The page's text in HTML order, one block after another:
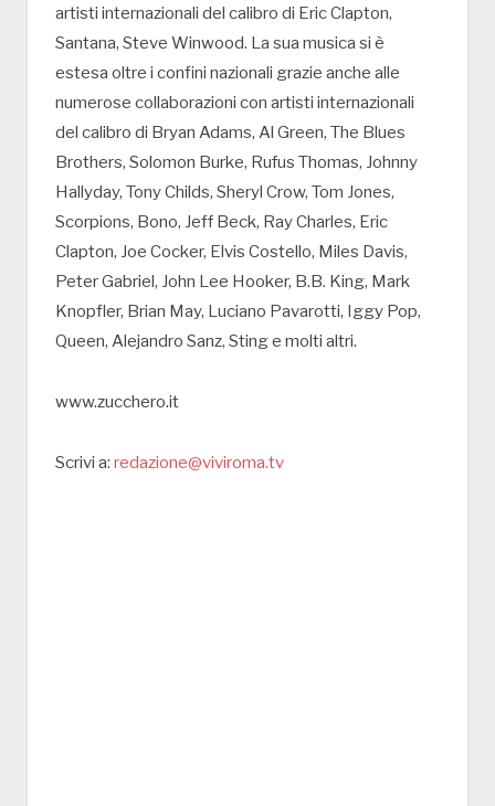
artisti internazionali del calibro di Eric Clapton,
Santana, Steve Winwood. La sua musica si è
estesa oltre i confini nazionali grazie anche alle
numerose collaborazioni con artisti internazionali
del calibro di Bryan Adams, Al Green, The Blues
Brothers, Solomon Burke, Rufus Thomas, Johnny
Hallyday, Tony Childs, Sheryl Crow, Tom Jones,
Scorpions, Bono, Jeff Beck, Ray Charles, Eric
Clapton, Joe Cocker, Elvis Costello, Miles Davis,
Peter Gabriel, John Lee Hooker, B.B. King, Mark
Knopfler, Brian May, Luciano Pavarotti, Iggy Pop,
Queen, Alejandro Sanz, Sting e molti altri.
www.zucchero.it
Scrivi a: redazione@viviroma.tv